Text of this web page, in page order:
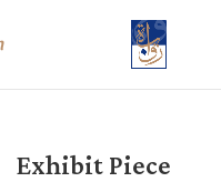
Exhibit Piece